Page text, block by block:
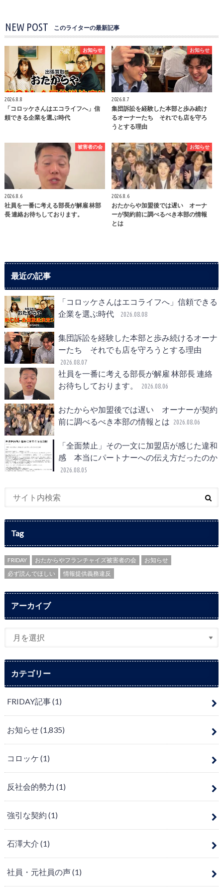
NEW POST このライターの最新記事
お知らせ
2026.8.8
「コロッケさんはエコライフへ」信
頼できる企業を選ぶ時代
お知らせ
2026.8.7
集団訴訟を経験した本部と歩み続け
るオーナーたち それでも店を守ろ
うとする理由
被害者の会
2026.8.6
社員を一番に考える部長が解雇 林部
長 連絡お待ちしております。
お知らせ
2026.8.6
おたからや加盟後では遅い オーナ
ーが契約前に調べるべき本部の情報
とは
最近の記事
「コロッケさんはエコライフへ」信頼できる
企業を選ぶ時代
2026.08.08
集団訴訟を経験した本部と歩み続けるオーナ
ーたち それでも店を守ろうとする理由
2026.08.07
社員を一番に考える部長が解雇 林部長 連絡
お待ちしております。
2026.08.06
おたからや加盟後では遅い オーナーが契約
前に調べるべき本部の情報とは 2026.08.06
「全面禁止」その一文に加盟店が感じた違和
感 本当にパートナーへの伝え方だったのか
2026.08.05
Tag
FRIDAY おたからやフランチャイズ被害者の会
お知らせ
必ず読んでほしい
情報提供義務違反
アーカイブ
カテゴリー
FRIDAY記事(1)
お知らせ(1,835)
コロッケ (1)
反社会的勢力 (1)
強引な契約 (1)
石澤大介 (1)
社員・元社員の声(1)